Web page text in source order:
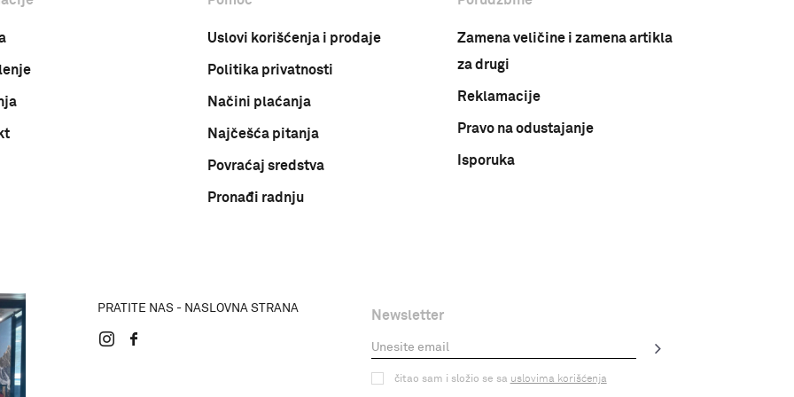
Uslovi korišćenja i prodaje
Politika privatnosti
Načini plaćanja
Najčešća pitanja
Povraćaj sredstva
Pronađi radnju
Zamena veličine i zamena artikla
za drugi
Reklamacije
Pravo na odustajanje
Isporuka
PRATITE NAS - NASLOVNA STRANA Newsletter
čitao sam i složio se sa uslovima korišćenja